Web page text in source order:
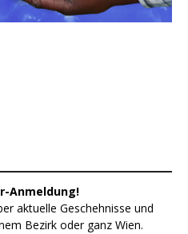
Anmeldung!
aktuelle Geschehnisse und
Bezirk oder ganz Wien.